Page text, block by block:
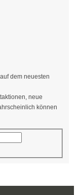
dem neuesten
neue
können